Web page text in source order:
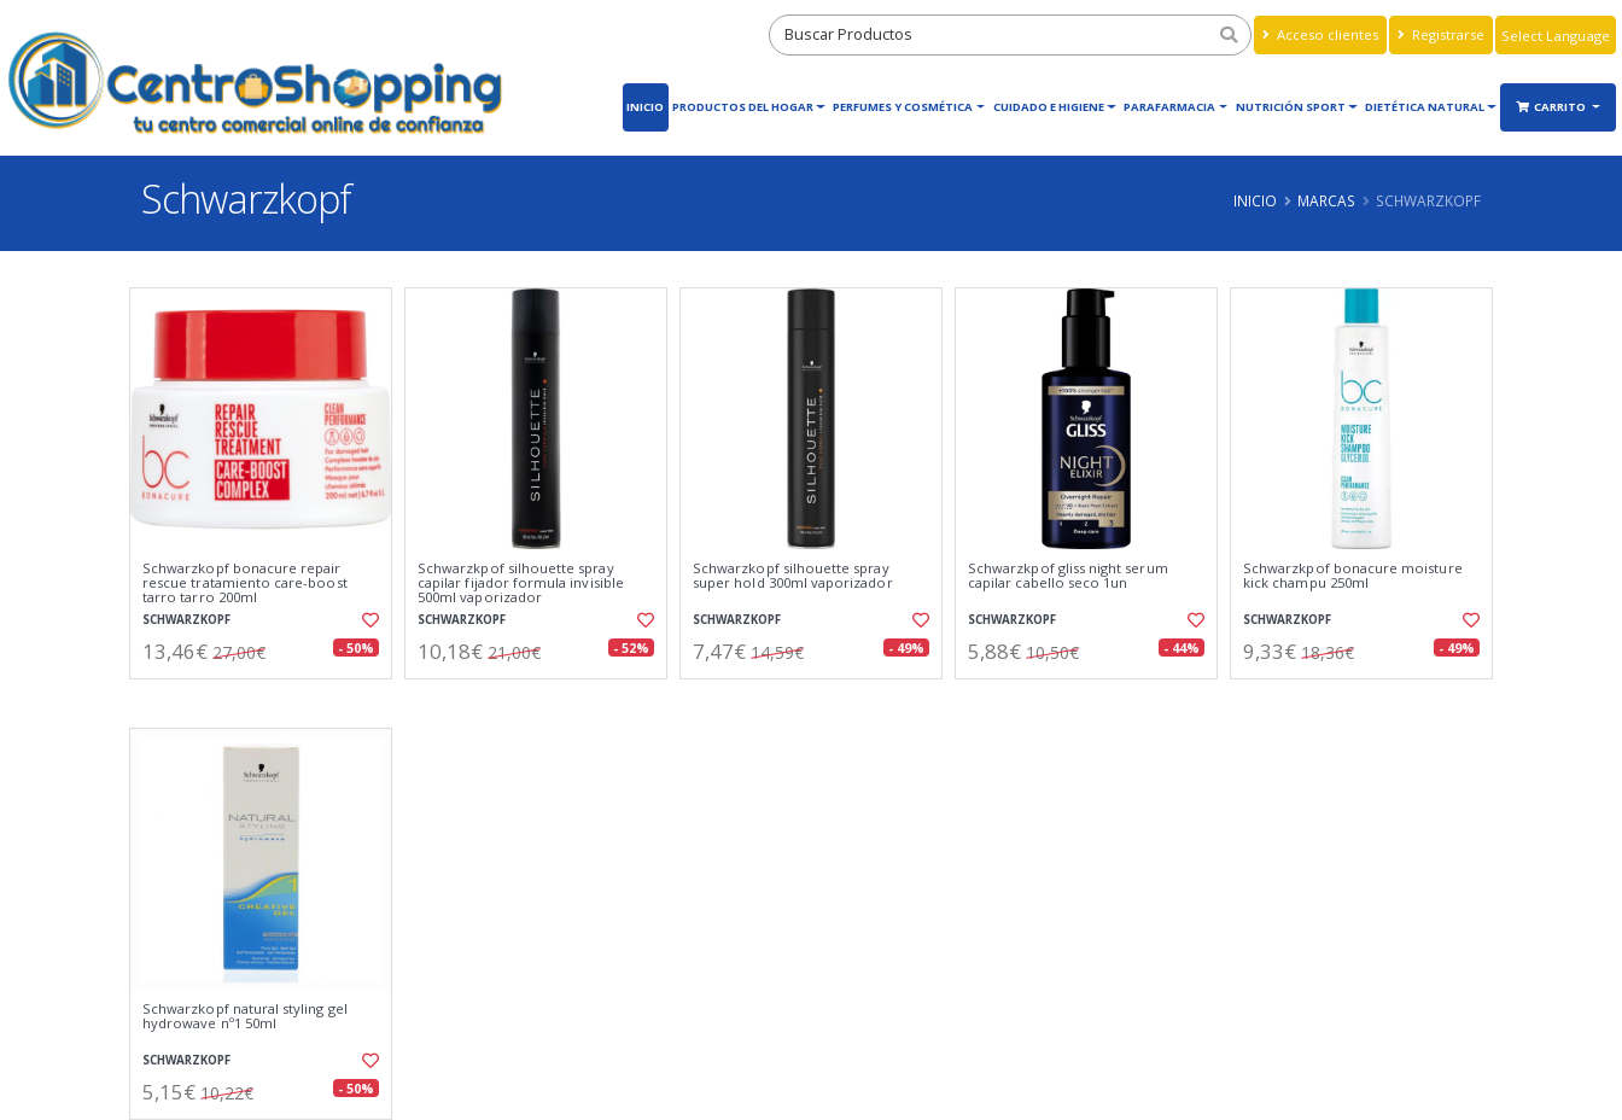
Acceso clientes Registrarse
Translate
INICIO PRODUCTOS DEL HOGAR PERFUMES Y COSMÉTICA CUIDADO E HIGIENE PARAFARMACIA NUTRICIÓN SPORT DIETÉTICA NATURAL CARRITO
Schwarzkopf INICIO MARCAS SCHWARZKOPF
Schwarzkopf bonacure repair
rescue tratamiento care-boost
tarro tarro 200ml
SCHWARZKOPF
13,46€ 27,00€ - 50%
Schwarzkpof silhouette spray
capilar fijador formula invisible
500ml vaporizador
SCHWARZKOPF
10,18€ 21,00€ - 52%
Schwarzkopf silhouette spray
super hold 300ml vaporizador
SCHWARZKOPF
7,47€ 14,59€ - 49%
Schwarzkpof gliss night serum
capilar cabello seco 1un
SCHWARZKOPF
5,88€ 10,50€ - 44%
Schwarzkpof bonacure moisture
kick champu 250ml
SCHWARZKOPF
9,33€ 18,36€ - 49%
Schwarzkopf natural styling gel
hydrowave nº1 50ml
SCHWARZKOPF
5,15€ 10,22€ - 50%